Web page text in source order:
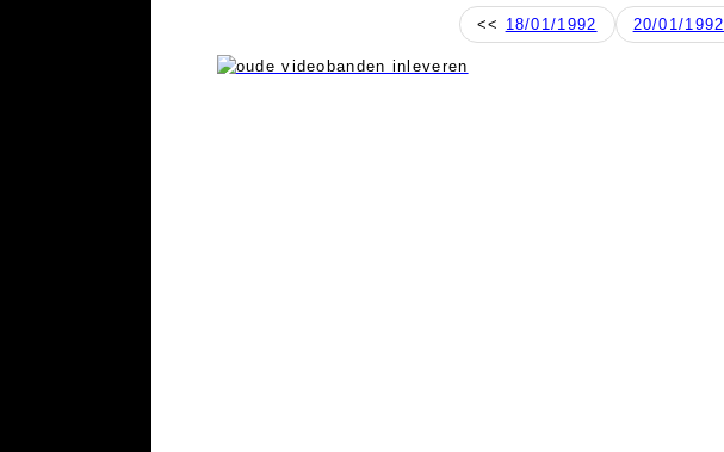
<< 18/01/1992 20/01/1992